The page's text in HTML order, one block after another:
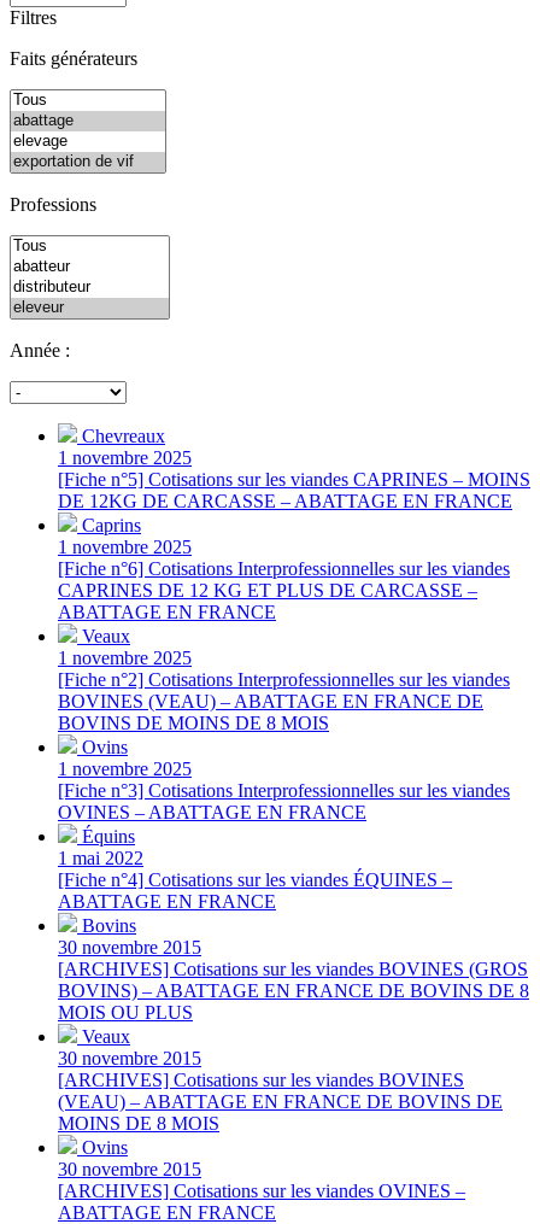
Filtres
Faits générateurs
Professions
Année :
Chevreaux
1 novembre 2025
[Fiche n°5] Cotisations sur les viandes CAPRINES – MOINS
DE 12KG DE CARCASSE – ABATTAGE EN FRANCE
Caprins
1 novembre 2025
[Fiche n°6] Cotisations Interprofessionnelles sur les viandes
CAPRINES DE 12 KG ET PLUS DE CARCASSE –
ABATTAGE EN FRANCE
Veaux
1 novembre 2025
[Fiche n°2] Cotisations Interprofessionnelles sur les viandes
BOVINES (VEAU) – ABATTAGE EN FRANCE DE
BOVINS DE MOINS DE 8 MOIS
Ovins
1 novembre 2025
[Fiche n°3] Cotisations Interprofessionnelles sur les viandes
OVINES – ABATTAGE EN FRANCE
Équins
1 mai 2022
[Fiche n°4] Cotisations sur les viandes ÉQUINES –
ABATTAGE EN FRANCE
Bovins
30 novembre 2015
[ARCHIVES] Cotisations sur les viandes BOVINES (GROS
BOVINS) – ABATTAGE EN FRANCE DE BOVINS DE 8
MOIS OU PLUS
Veaux
30 novembre 2015
[ARCHIVES] Cotisations sur les viandes BOVINES
(VEAU) – ABATTAGE EN FRANCE DE BOVINS DE
MOINS DE 8 MOIS
Ovins
30 novembre 2015
[ARCHIVES] Cotisations sur les viandes OVINES –
ABATTAGE EN FRANCE